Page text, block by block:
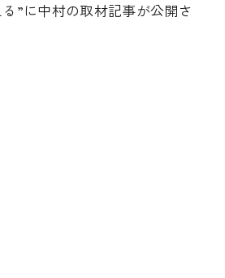
”に中村の取材記事が公開さ